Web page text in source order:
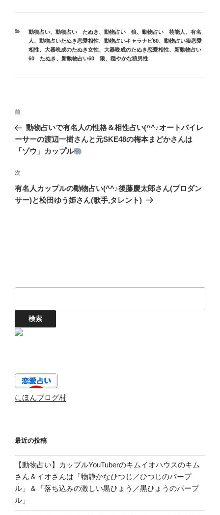
カ
テ
ゴ
リ
動物占い、 動物占い たぬき 、 動物占い 狼、 動物占い 芸能人、有名
人 、 動物占いたぬき恋愛相性、 動物占いキャラナビ60、 動物占い狼恋愛
相性、 大器晩成のたぬき女性、 大器晩成のたぬき恋愛相性、 新動物占い
60 たぬき 、 新動物占い60 狼、 穏やかな狼男性
投
ナ
ビ
ー
シ
ョ
前
の
稿
前
動物占いで有名人の性格＆相性占い(^^♪オートバイレ
ーサーの渡辺一樹さんと元SKE48の梅本まどかさんは
「ゾウ」カップル
次
の
投
次
有名人カップルの動物占い(^^♪後藤慶太郎さん(プロダン
サー)と松田ゆう姫さん(歌手,タレント)
にほんブログ村
最近の投稿
【動物占い】カップルYouTuberのキムイオハウスのキム
さん＆イオさんは「物静かなひつじ／ひつじのパープ
ル」＆「落ち込みの激しい黒ひょう／黒ひょうのパープ
ル」